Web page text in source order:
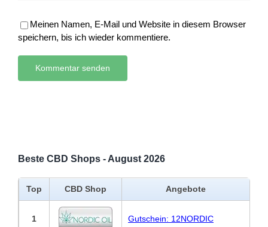
Meinen Namen, E-Mail und Website in diesem Browser
speichern, bis ich wieder kommentiere.
Beste CBD Shops - August 2026
Top CBD Shop Angebote
1 Gutschein: 12NORDIC